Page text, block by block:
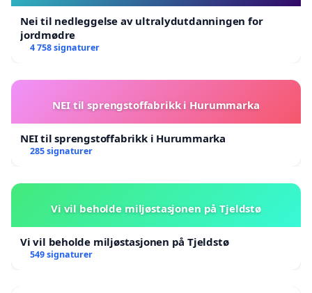
Nei til nedleggelse av ultralydutdanningen for
jordmødre
4 758 signaturer
NEI til sprengstoffabrikk i Hurummarka
NEI til sprengstoffabrikk i Hurummarka
285 signaturer
Vi vil beholde miljøstasjonen på Tjeldstø
Vi vil beholde miljøstasjonen på Tjeldstø
549 signaturer